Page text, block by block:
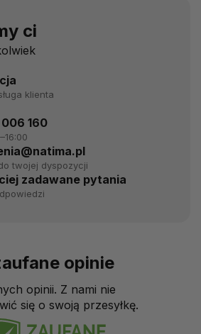
ci
klienta
006 160
twojej dyspozycji
zadawane pytania
opinie
opinii. Z nami nie
się o swoją przesyłkę.